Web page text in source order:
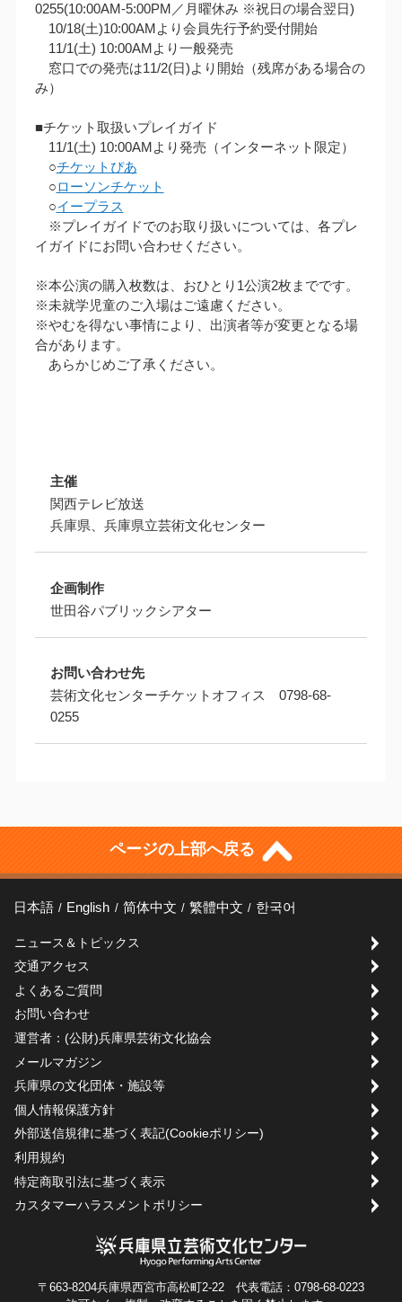
0255(10:00AM‐5:00PM／月曜休み ※祝日の場合翌日)
10/18(土)10:00AMより会員先行予約受付開始
11/1(土) 10:00AMより一般発売
窓口での発売は11/2(日)より開始（残席がある場合の
み）
■チケット取扱いプレイガイド
11/1(土) 10:00AMより発売（インターネット限定）
○チケットぴあ
○ローソンチケット
○イープラス
※プレイガイドでのお取り扱いについては、各プレ
イガイドにお問い合わせください。
※本公演の購入枚数は、おひとり1公演2枚までです。
※未就学児童のご入場はご遠慮ください。
※やむを得ない事情により、出演者等が変更となる場
合があります。
あらかじめご了承ください。
主催
関西テレビ放送
兵庫県、兵庫県立芸術文化センター
企画制作
世田谷パブリックシアター
お問い合わせ先
芸術文化センターチケットオフィス 0798-68-
0255
ページの上部へ戻る
日本語 English 简体中文 繁體中文 한국어
ニュース＆トピックス
交通アクセス
よくあるご質問
お問い合わせ
運営者：(公財)兵庫県芸術文化協会
メールマガジン
兵庫県の文化団体・施設等
個人情報保護方針
外部送信規律に基づく表記(Cookieポリシー)
利用規約
特定商取引法に基づく表示
カスタマーハラスメントポリシー
〒663-8204兵庫県西宮市高松町2-22 代表電話：0798-68-0223